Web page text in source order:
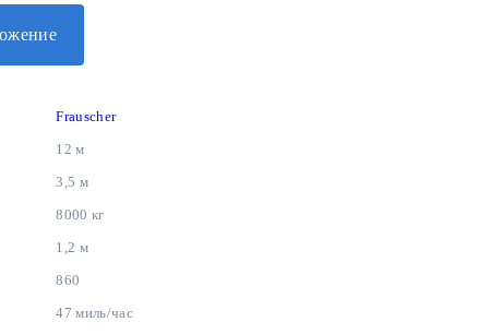
Frauscher
12 м
3,5 м
8000 кг
1,2 м
860
47 миль/час